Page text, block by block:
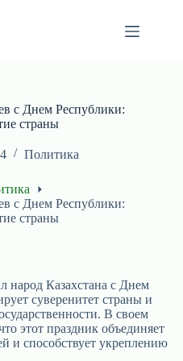
с Днем Республики:
страны
Политика
с Днем Республики:
страны
народ Казахстана с Днем
суверенитет страны и
В своем
этот праздник объединяет
и способствует укреплению